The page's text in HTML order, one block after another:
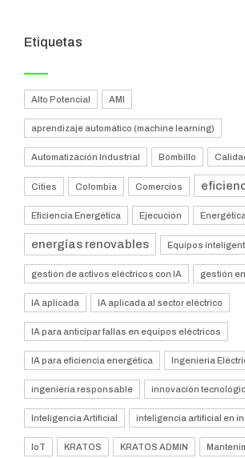
Etiquetas
Alto Potencial AMI
aprendizaje automático (machine learning)
Automatización Industrial Bombillo
Cities Colombia Comercios
Eficiencia Energética Ejecución Energética
energías renovables Equipos
gestión de activos eléctricos con IA gestión
IA aplicada IA aplicada al sector eléctrico
IA para anticipar fallas en equipos eléctricos
IA para eficiencia energética Ingeniería
ingeniería responsable innovación
Inteligencia Artificial inteligencia artificial en
IoT KRATOS KRATOS ADMIN